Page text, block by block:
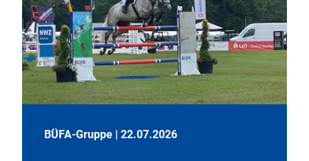
BÜFA-Gruppe | 22.07.2026